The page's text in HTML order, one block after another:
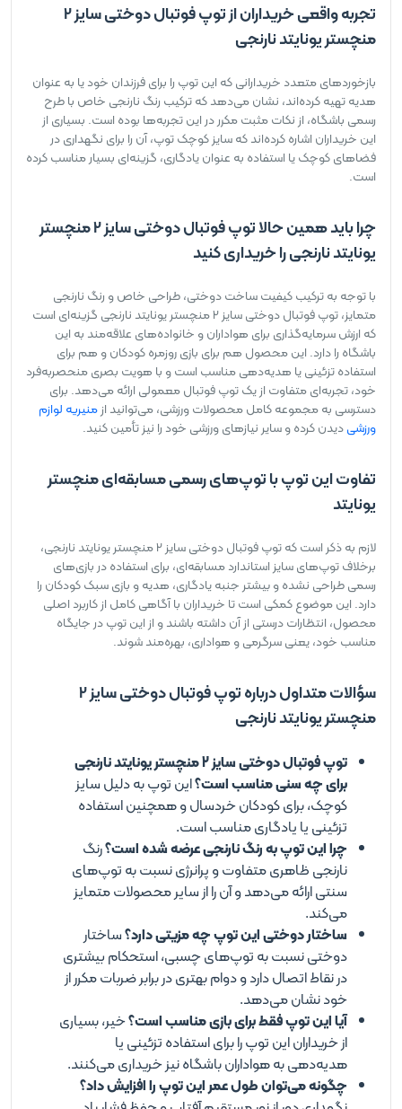
تجربه واقعی خریداران از توپ فوتبال دوختی سایز 2
منچستر یونایتد نارنجی
بازخوردهای متعدد خریدارانی که این توپ را برای فرزندان خود یا به عنوان
هدیه تهیه کرده‌اند، نشان می‌دهد که ترکیب رنگ نارنجی خاص با طرح
رسمی باشگاه، از نکات مثبت مکرر در این تجربه‌ها بوده است. بسیاری از
این خریداران اشاره کرده‌اند که سایز کوچک توپ، آن را برای نگهداری در
فضاهای کوچک یا استفاده به عنوان یادگاری، گزینه‌ای بسیار مناسب کرده
است.
چرا باید همین حالا توپ فوتبال دوختی سایز 2 منچستر
یونایتد نارنجی را خریداری کنید
با توجه به ترکیب کیفیت ساخت دوختی، طراحی خاص و رنگ نارنجی
متمایز، توپ فوتبال دوختی سایز 2 منچستر یونایتد نارنجی گزینه‌ای است
که ارزش سرمایه‌گذاری برای هواداران و خانواده‌های علاقه‌مند به این
باشگاه را دارد. این محصول هم برای بازی روزمره کودکان و هم برای
استفاده تزئینی یا هدیه‌دهی مناسب است و با هویت بصری منحصربه‌فرد
خود، تجربه‌ای متفاوت از یک توپ فوتبال معمولی ارائه می‌دهد. برای
دسترسی به مجموعه کامل محصولات ورزشی، می‌توانید ازمنیریه لوازم
ورزشیدیدن کرده و سایر نیازهای ورزشی خود را نیز تأمین کنید.
تفاوت این توپ با توپ‌های رسمی مسابقه‌ای منچستر
یونایتد
لازم به ذکر است که توپ فوتبال دوختی سایز 2 منچستر یونایتد نارنجی،
برخلاف توپ‌های سایز استاندارد مسابقه‌ای، برای استفاده در بازی‌های
رسمی طراحی نشده و بیشتر جنبه یادگاری، هدیه و بازی سبک کودکان را
دارد. این موضوع کمکی است تا خریداران با آگاهی کامل از کاربرد اصلی
محصول، انتظارات درستی از آن داشته باشند و از این توپ در جایگاه
مناسب خود، یعنی سرگرمی و هواداری، بهره‌مند شوند.
سؤالات متداول درباره توپ فوتبال دوختی سایز 2
منچستر یونایتد نارنجی
توپ فوتبال دوختی سایز 2 منچستر یونایتد نارنجی
برای چه سنی مناسب است؟این توپ به دلیل سایز
کوچک، برای کودکان خردسال و همچنین استفاده
تزئینی یا یادگاری مناسب است.
چرا این توپ به رنگ نارنجی عرضه شده است؟رنگ
نارنجی ظاهری متفاوت و پرانرژی نسبت به توپ‌های
سنتی ارائه می‌دهد و آن را از سایر محصولات متمایز
می‌کند.
ساختار دوختی این توپ چه مزیتی دارد؟ساختار
دوختی نسبت به توپ‌های چسبی، استحکام بیشتری
در نقاط اتصال دارد و دوام بهتری در برابر ضربات مکرر از
خود نشان می‌دهد.
آیا این توپ فقط برای بازی مناسب است؟خیر، بسیاری
از خریداران این توپ را برای استفاده تزئینی یا
هدیه‌دهی به هواداران باشگاه نیز خریداری می‌کنند.
چگونه می‌توان طول عمر این توپ را افزایش داد؟